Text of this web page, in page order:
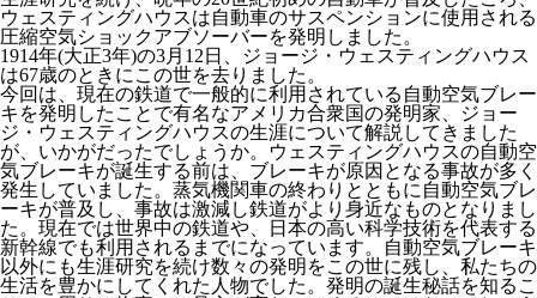
ウェスティングハウスは自動車のサスペンションに使用される
圧縮空気ショックアブソーバーを発明しました。
1914年(大正3年)の3月12日、ジョージ・ウェスティングハウス
は67歳のときにこの世を去りました。
今回は、現在の鉄道で一般的に利用されている自動空気ブレー
キを発明したことで有名なアメリカ合衆国の発明家、ジョー
ジ・ウェスティングハウスの生涯について解説してきました
が、いかがだったでしょうか。ウェスティングハウスの自動空
気ブレーキが誕生する前は、ブレーキが原因となる事故が多く
発生していました。蒸気機関車の終わりとともに自動空気ブレ
ーキが普及し、事故は激減し鉄道がより身近なものとなりまし
た。現在では世界中の鉄道や、日本の高い科学技術を代表する
新幹線でも利用されるまでになっています。自動空気ブレーキ
以外にも生涯研究を続け数々の発明をこの世に残し、私たちの
生活を豊かにしてくれた人物でした。発明の誕生秘話を知るこ